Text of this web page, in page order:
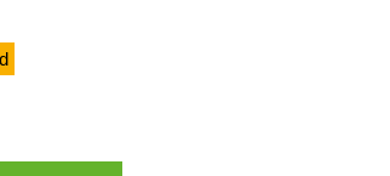
de gewenste hoeveelheid